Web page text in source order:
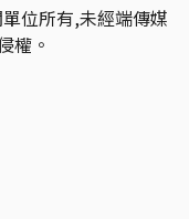
位所有,未經端傳媒
權。